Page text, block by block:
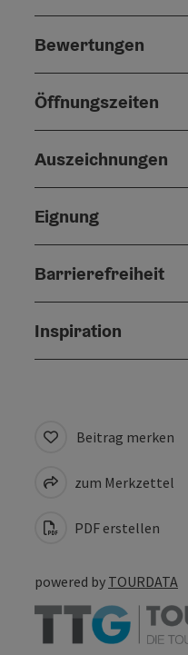
Bewertungen
Öffnungszeiten
Auszeichnungen
Eignung
Barrierefreiheit
Inspiration
Beitrag merken
zum Merkzettel
PDF erstellen
powered by TOURDATA